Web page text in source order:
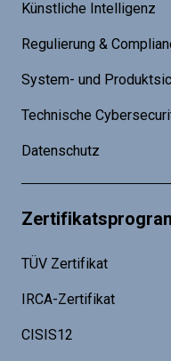
Künstliche Intelligenz
Regulierung &
System- und
Technische
Datenschutz
TÜV Zertifikat
IRCA-Zertifikat
CISIS12